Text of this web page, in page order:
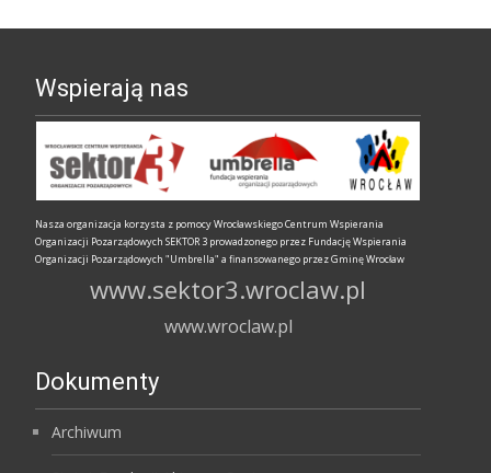
Wspierają nas
Nasza organizacja korzysta z pomocy Wrocławskiego Centrum Wspierania
Organizacji Pozarządowych SEKTOR 3 prowadzonego przez Fundację Wspierania
Organizacji Pozarządowych "Umbrella" a finansowanego przez Gminę Wrocław
www.sektor3.wroclaw.pl
www.wroclaw.pl
Dokumenty
Archiwum